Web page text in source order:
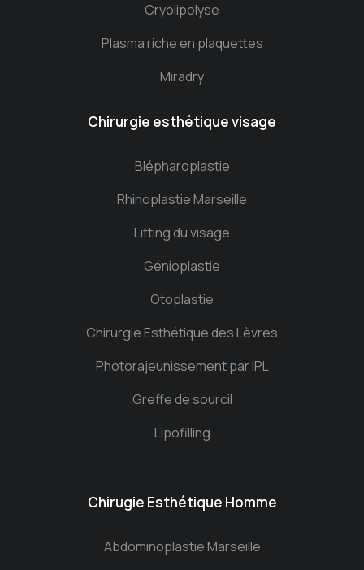
Cryolipolyse
Plasma riche en plaquettes
Miradry
Chirurgie esthétique visage
Blépharoplastie
Rhinoplastie Marseille
Lifting du visage
Génioplastie
Otoplastie
Chirurgie Esthétique des Lèvres
Photorajeunissement par IPL
Greffe de sourcil
Lipofilling
Chirugie Esthétique Homme
Abdominoplastie Marseille